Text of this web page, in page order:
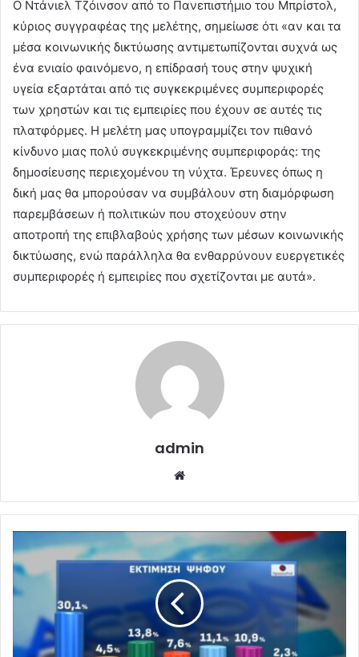
Ο Ντάνιελ Τζόινσον από το Πανεπιστήμιο του Μπρίστολ,
κύριος συγγραφέας της μελέτης, σημείωσε ότι «αν και τα
μέσα κοινωνικής δικτύωσης αντιμετωπίζονται συχνά ως
ένα ενιαίο φαινόμενο, η επίδρασή τους στην ψυχική
υγεία εξαρτάται από τις συγκεκριμένες συμπεριφορές
των χρηστών και τις εμπειρίες που έχουν σε αυτές τις
πλατφόρμες. Η μελέτη μας υπογραμμίζει τον πιθανό
κίνδυνο μιας πολύ συγκεκριμένης συμπεριφοράς: της
δημοσίευσης περιεχομένου τη νύχτα. Έρευνες όπως η
δική μας θα μπορούσαν να συμβάλουν στη διαμόρφωση
παρεμβάσεων ή πολιτικών που στοχεύουν στην
αποτροπή της επιβλαβούς χρήσης των μέσων κοινωνικής
δικτύωσης, ενώ παράλληλα θα ενθαρρύνουν ευεργετικές
συμπεριφορές ή εμπειρίες που σχετίζονται με αυτά».
admin